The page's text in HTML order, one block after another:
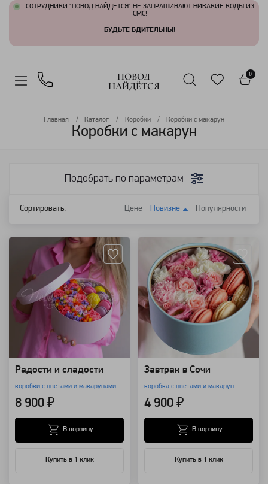
СОТРУДНИКИ "ПОВОД НАЙДЕТСЯ" НЕ ЗАПРАШИВАЮТ НИКАКИЕ КОДЫ ИЗ
СМС!
БУДЬТЕ БДИТЕЛЬНЫ!
ПОВОД
НАЙДЁТСЯ
0
Главная Каталог Коробки Коробки с макарун
Коробки с макарун
Подобрать по параметрам
Сортировать: Цене Новизне Популярности
Радости и сладости
коробки с цветами и макарунами
8 900 ₽
Купить в 1 клик
В корзину
Завтрак в Сочи
коробка с цветами и макарун
4 900 ₽
Купить в 1 клик
В корзину